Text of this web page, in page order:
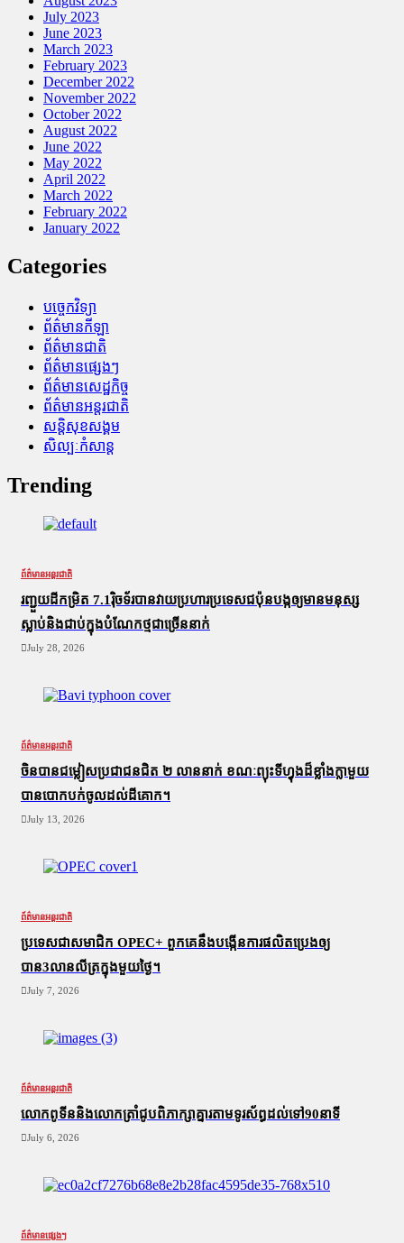
July 2023
June 2023
March 2023
February 2023
December 2022
November 2022
October 2022
August 2022
June 2022
May 2022
April 2022
March 2022
February 2022
January 2022
Categories
បច្ចេកវិទ្យា
ព័ត៌មានកីឡា
ព័ត៌មានជាតិ
ព័ត៌មានផ្សេងៗ
ព័ត៌មានសេដ្ឋកិច្ច
ព័ត៌មានអន្តរជាតិ
សន្តិសុខសង្គម
សិល្បៈកំសាន្ត
Trending
ព័ត៌មានអន្តរជាតិ
រញ្ជួយដីកម្រិត​ 7.1រ៉ិចទ័របានវាយប្រហារប្រទេសជប៉ុនបង្កឲ្យមានមនុស្ស
ស្លាប់​និង​ជាប់ក្នុងបំណែកថ្មជាច្រើននាក់
July 28, 2026
ព័ត៌មានអន្តរជាតិ
ចិនបានជម្លៀសប្រជាជនជិត ២ លាននាក់ ខណៈព្យុះទីហ្វុងដ៏ខ្លាំងក្លាមួយ
បានបោកបក់ចូលដល់ដីគោក។
July 13, 2026
ព័ត៌មានអន្តរជាតិ
ប្រទេសជាសមាជិក OPEC+​ ពួកគេនឹងបង្កើនការផលិតប្រេងឲ្យ
បាន3លានលីត្រក្នុងមួយថ្ងៃ។
July 7, 2026
ព័ត៌មានអន្តរជាតិ
លោកពូទីននិងលោកត្រាំជូបពិភាក្សាគ្នារតាមទូរស័ព្ធដល់ទៅ90នាទី
July 6, 2026
ព័ត៌មានផ្សេងៗ